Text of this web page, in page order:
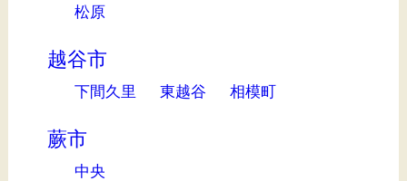
松原
越谷市
下間久里 東越谷 相模町
蕨市
中央